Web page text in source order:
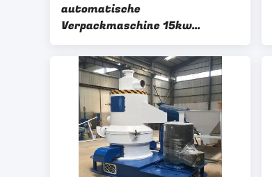
automatische
Verpackmaschine 15kw
80bale/H für Holzspan